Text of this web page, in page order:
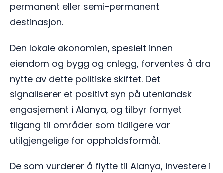
permanent eller semi-permanent
destinasjon.
Den lokale økonomien, spesielt innen
eiendom og bygg og anlegg, forventes å dra
nytte av dette politiske skiftet. Det
signaliserer et positivt syn på utenlandsk
engasjement i Alanya, og tilbyr fornyet
tilgang til områder som tidligere var
utilgjengelige for oppholdsformål.
De som vurderer å flytte til Alanya, investere i